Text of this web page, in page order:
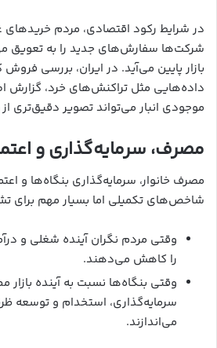
در شرایط رکود اقتصادی، مردم خریدهای
شرکت‌ها سفارش‌های جدید را به تعویق
بازار پایین می‌آید. در ایران، بررسی
داده‌هایی مثل تراکنش‌های خرد، گزارش
موجودی انبار می‌تواند تصویر دقیق‌تری
مصرف، سرمایه‌گذاری و
مصرف خانوار، سرمایه‌گذاری بنگاه‌ها و
شاخص‌های تکمیلی اما بسیار مهم
وقتی مردم نگران آینده شغلی و
را کاهش می‌دهند.
وقتی بنگاه‌ها نسبت به آینده بازار
سرمایه‌گذاری، استخدام و توسعه
می‌اندازند.